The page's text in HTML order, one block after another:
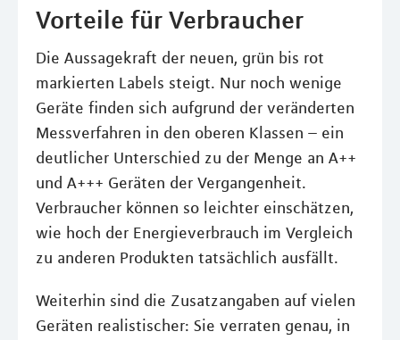
Vorteile für Verbraucher
Die Aussagekraft der neuen, grün bis rot
markierten Labels steigt. Nur noch wenige
Geräte finden sich aufgrund der veränderten
Messverfahren in den oberen Klassen – ein
deutlicher Unterschied zu der Menge an A++
und A+++ Geräten der Vergangenheit.
Verbraucher können so leichter einschätzen,
wie hoch der Energieverbrauch im Vergleich
zu anderen Produkten tatsächlich ausfällt.
Weiterhin sind die Zusatzangaben auf vielen
Geräten realistischer: Sie verraten genau, in